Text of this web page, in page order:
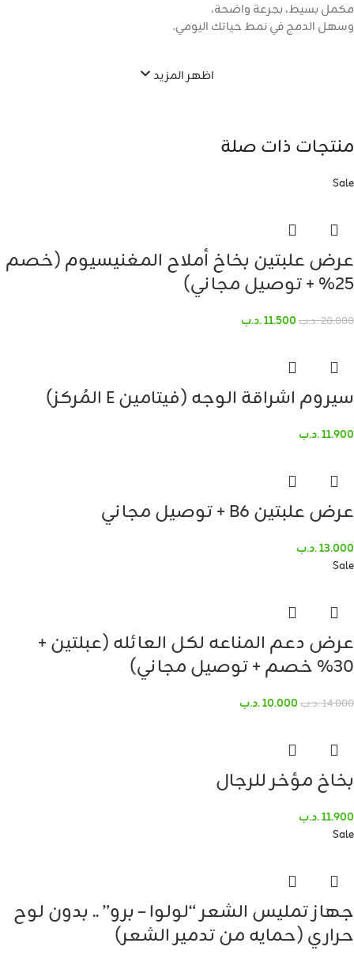
مكمل بسيط، بجرعة واضحة،
وسهل الدمج في نمط حياتك اليومي.
اظهر المزيد
منتجات ذات صلة
Sale
عرض علبتين بخاخ أملاح المغنيسيوم (خصم
25% + توصيل مجاني)
20.000.د.ب11.500.د.ب
سيروم اشراقة الوجه (فيتامين E المُركز)
11.900.د.ب
عرض علبتين B6 + توصيل مجاني
13.000.د.ب
Sale
عرض دعم المناعه لكل العائله (عبلتين +
30% خصم + توصيل مجاني)
14.000.د.ب10.000.د.ب
بخاخ مؤخر للرجال
11.900.د.ب
Sale
جهاز تمليس الشعر “لولوا – برو” .. بدون لوح
حراري (حمايه من تدمير الشعر)